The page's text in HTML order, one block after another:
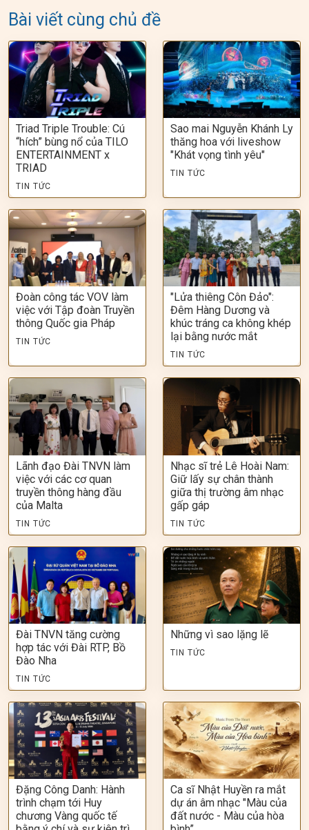
Bài viết cùng chủ đề
Triad Triple Trouble: Cú
“hích” bùng nổ của TILO
ENTERTAINMENT x
TRIAD
TIN TỨC
Sao mai Nguyễn Khánh Ly
thăng hoa với liveshow
"Khát vọng tình yêu"
TIN TỨC
Đoàn công tác VOV làm
việc với Tập đoàn Truyền
thông Quốc gia Pháp
TIN TỨC
"Lửa thiêng Côn Đảo":
Đêm Hàng Dương và
khúc tráng ca không khép
lại bằng nước mắt
TIN TỨC
Lãnh đạo Đài TNVN làm
việc với các cơ quan
truyền thông hàng đầu
của Malta
TIN TỨC
Nhạc sĩ trẻ Lê Hoài Nam:
Giữ lấy sự chân thành
giữa thị trường âm nhạc
gấp gáp
TIN TỨC
Đài TNVN tăng cường
hợp tác với Đài RTP, Bồ
Đào Nha
TIN TỨC
Những vì sao lặng lẽ
TIN TỨC
Đặng Công Danh: Hành
trình chạm tới Huy
chương Vàng quốc tế
Ca sĩ Nhật Huyền ra mắt
dự án âm nhạc "Màu của
đất nước - Màu của hòa